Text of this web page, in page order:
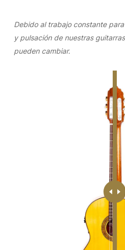
Debido al trabajo constante
y pulsación de nuestras
pueden cambiar.